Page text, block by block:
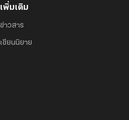
เพิ่มเติม
ข่าวสาร
เขียนนิยาย